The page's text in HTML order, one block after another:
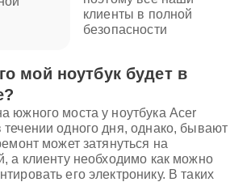
клиенты в полной
безопасности
мой ноутбук будет в
южного моста у ноутбука Acer
течении одного дня, однако, бывают
может затянуться на
а клиенту необходимо как можно
его электронику. В таких